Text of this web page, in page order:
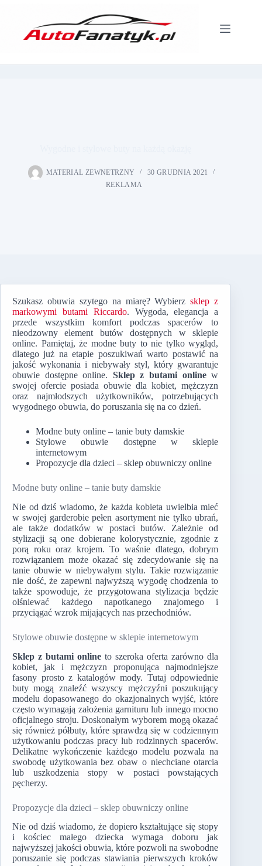
MATERIAL ZEWNETRZNY
30 GRUDNIA 2021
REKLAMA
Szukasz obuwia szytego na miarę? Wybierzsklep z
markowymi butami Riccardo. Wygoda, elegancja a
przede wszystkim komfort podczas spacerów to
nieodzowny element butów dostępnych w sklepie
online. Pamiętaj, że modne buty to nie tylko wygląd,
dlatego już na etapie poszukiwań warto postawić na
jakość wykonania i niebywały styl, który gwarantuje
obuwie dostępne online. Sklep z butami onlinew
swojej ofercie posiada obuwie dla kobiet, mężczyzn
oraz najmłodszych użytkowników, potrzebujących
wygodnego obuwia, do poruszania się na co dzień.
Modne buty online – tanie buty damskie
Stylowe obuwie dostępne w sklepie
internetowym
Propozycje dla dzieci – sklep obuwniczy online
Modne buty online – tanie buty damskie
Nie od dziś wiadomo, że każda kobieta uwielbia mieć
w swojej garderobie pełen asortyment nie tylko ubrań,
ale także dodatków w postaci butów. Zależnie od
stylizacji są one dobierane kolorystycznie, zgodnie z
porą roku oraz krojem. To waśnie dlatego, dobrym
rozwiązaniem może okazać się zdecydowanie się na
tanie obuwie w niebywałym stylu. Takie rozwiązanie
nie dość, że zapewni najwyższą wygodę chodzenia to
także spowoduje, że przygotowana stylizacja będzie
olśniewać każdego napotkanego znajomego i
przyciągać wzrok mijających nas przechodniów.
Stylowe obuwie dostępne w sklepie internetowym
Sklep z butami online to szeroka oferta zarówno dla
kobiet, jak i mężczyzn proponująca najmodniejsze
fasony prosto z katalogów mody. Tutaj odpowiednie
buty mogą znaleźć wszyscy mężczyźni poszukujący
modelu dopasowanego do okazjonalnych wyjść, które
często wymagają założenia garnituru lub innego mocno
oficjalnego stroju. Doskonałym wyborem mogą okazać
się również półbuty, które sprawdzą się w codziennym
użytkowaniu podczas pracy lub rodzinnych spacerów.
Delikatne wykończenie każdego modelu pozwala na
swobodę użytkowania bez obaw o niechciane otarcia
lub uszkodzenia stopy w postaci powstających
pęcherzy.
Propozycje dla dzieci – sklep obuwniczy online
Nie od dziś wiadomo, że dopiero kształtujące się stopy
i kościec małego dziecka wymaga doboru jak
najwyższej jakości obuwia, które pozwoli na swobodne
poruszanie się podczas stawiania pierwszych kroków